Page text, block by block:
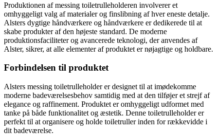
Produktionen af messing toiletrulleholderen involverer et
omhyggeligt valg af materialer og finslibning af hver eneste detalje.
Alsters dygtige håndværkere og håndværkere er dedikerede til at
skabe produkter af den højeste standard. De moderne
produktionsfaciliteter og avancerede teknologi, der anvendes af
Alster, sikrer, at alle elementer af produktet er nøjagtige og holdbare.
Forbindelsen til produktet
Alsters messing toiletrulleholder er designet til at imødekomme
moderne badeværelsesbehov samtidig med at den tilføjer et strejf af
elegance og raffinement. Produktet er omhyggeligt udformet med
tanke på både funktionalitet og æstetik. Denne toiletrulleholder er
perfekt til at organisere og holde toiletruller inden for rækkevidde i
dit badeværelse.